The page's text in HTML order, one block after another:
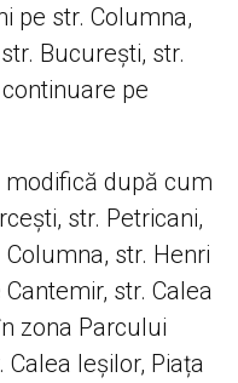
pe str. Columna,
București, str.
pe
modifică după cum
str. Petricani,
str. Henri
str. Calea
zona Parcului
Calea Ieșilor, Piața